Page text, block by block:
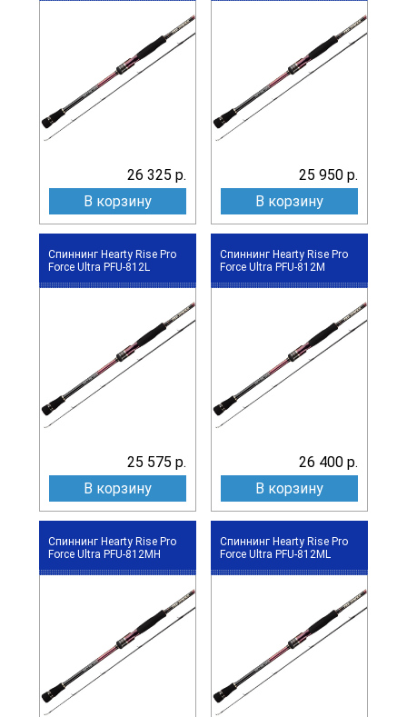
26 325 р.
В корзину
25 950 р.
В корзину
Спиннинг Hearty Rise Pro
Force Ultra PFU-812L
25 575 р.
В корзину
Спиннинг Hearty Rise Pro
Force Ultra PFU-812M
26 400 р.
В корзину
Спиннинг Hearty Rise Pro
Force Ultra PFU-812MH
Спиннинг Hearty Rise Pro
Force Ultra PFU-812ML